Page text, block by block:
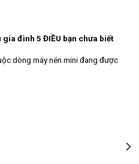
gia đình 5 ĐIỀU bạn chưa biết
dòng máy nén mini đang được